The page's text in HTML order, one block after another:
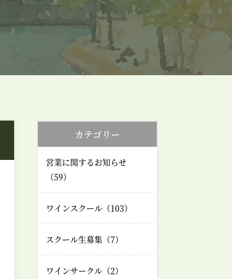
カテゴリー
営業に関するお知らせ
（59）
ワインスクール（103）
スクール生募集（7）
ワインサークル（2）